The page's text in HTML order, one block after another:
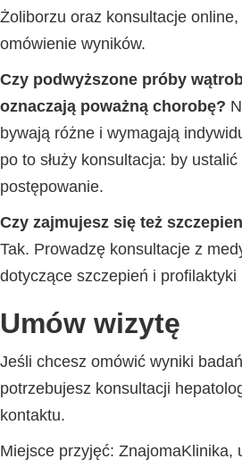
Żoliborzu oraz konsultacje online,
omówienie wyników.
Czy podwyższone próby
oznaczają poważną chorobę?
bywają różne i wymagają
po to służy konsultacja: by
postępowanie.
Czy zajmujesz się też
Tak. Prowadzę konsultacje z
dotyczące szczepień i profilaktyki
Umów wizytę
Jeśli chcesz omówić wyniki
potrzebujesz konsultacji
kontaktu.
Miejsce przyjęć: ZnajomaKlinika,